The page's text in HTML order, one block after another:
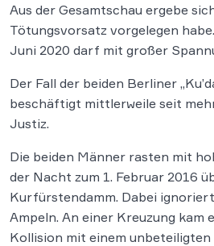
Aus der Gesamtschau ergebe
Tötungsvorsatz vorgelegen
Juni 2020 darf mit großer
Der Fall der beiden Berliner
beschäftigt mittlerweile seit
Justiz.
Die beiden Männer rasten mit
der Nacht zum 1. Februar 2016
Kurfürstendamm. Dabei
Ampeln. An einer Kreuzung kam
Kollision mit einem unbeteiligten